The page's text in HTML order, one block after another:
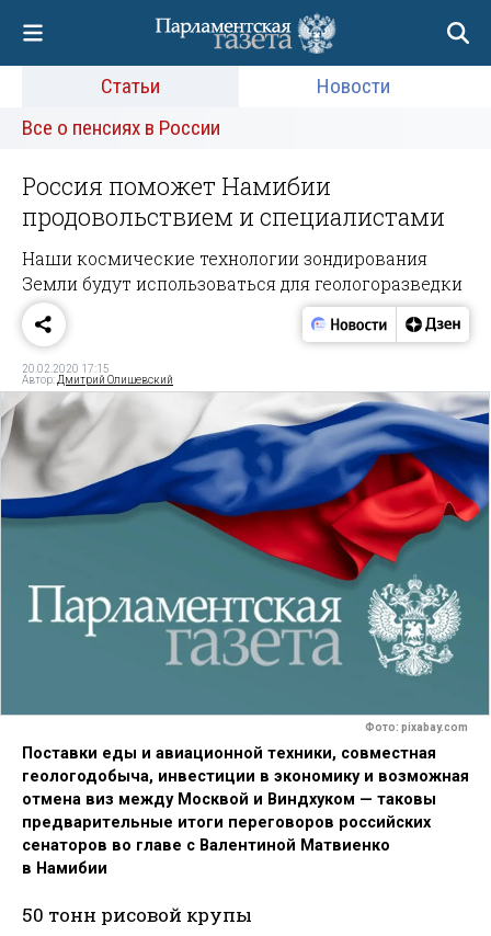
Статьи
Новости
Все о пенсиях в России
Россия поможет Намибии
продовольствием и специалистами
Наши космические технологии зондирования
Земли будут использоваться для геологоразведки
20.02.2020 17:15
Автор: Дмитрий Олишевский
Фото: pixabay.com
Поставки еды и авиационной техники, совместная
геологодобыча, инвестиции в экономику и возможная
отмена виз между Москвой и Виндхуком — таковы
предварительные итоги переговоров российских
сенаторов во главе с Валентиной Матвиенко
в Намибии
50 тонн рисовой крупы